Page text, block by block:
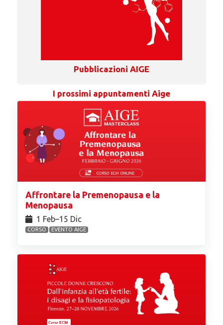
Pubblicazioni AIGE
I prossimi appuntamenti Aige
Affrontare la Premenopausa e la
Menopausa
1 Feb⁠–15 Dic
CORSO EVENTO AIGE